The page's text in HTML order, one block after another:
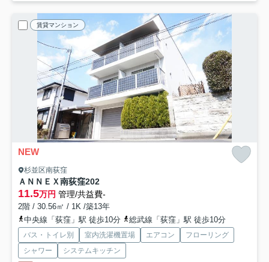
賃貸マンション
NEW
杉並区南荻窪
ＡＮＮＥＸ南荻窪202
11.5万円 管理/共益費-
2階 / 30.56㎡ / 1K /築13年
中央線「荻窪」駅 徒歩10分
総武線「荻窪」駅 徒歩10分
バス・トイレ別 室内洗濯機置場 エアコン
フローリング
シャワー
システムキッチン